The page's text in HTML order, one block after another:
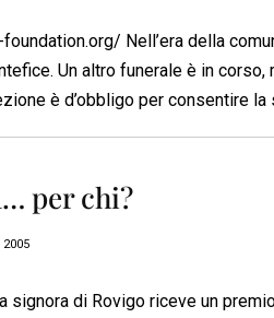
Nell’era della
Un altro funerale è in
è d’obbligo per consentire
per chi?
2005
signora di Rovigo riceve un